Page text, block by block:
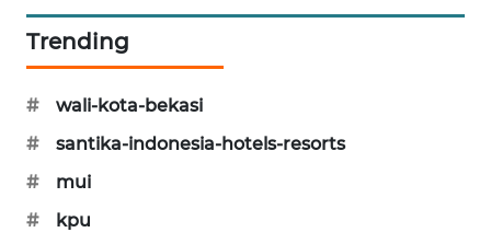
Trending
#
wali-kota-bekasi
#
santika-indonesia-hotels-resorts
#
mui
#
kpu
PERAPKI
NEWS
SONYA
NEWS